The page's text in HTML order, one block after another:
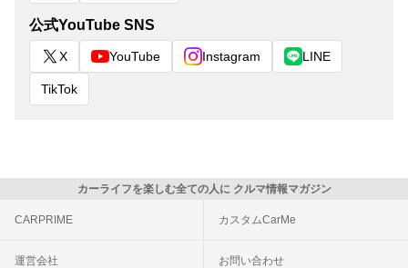
公式YouTube SNS
X YouTube Instagram LINE
TikTok
カーライフを楽しむ全ての人に クルマ情報マガジン
CARPRIME カスタムCarMe
運営会社 お問い合わせ